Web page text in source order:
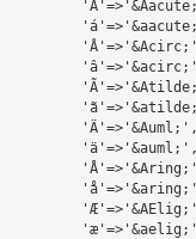
                                'Ä'=>'&Auml;',
                                'ä'=>'&auml;',